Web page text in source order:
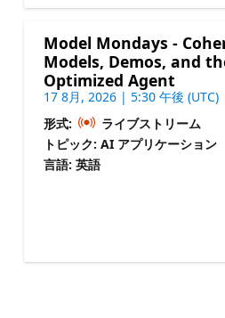
Model Mondays -
Models, Demos, and
Optimized Agent
17 8月, 2026 | 5:30 午後 (UTC)
形式:
ライブストリーム
トピック: AI アプリケーション
言語: 英語